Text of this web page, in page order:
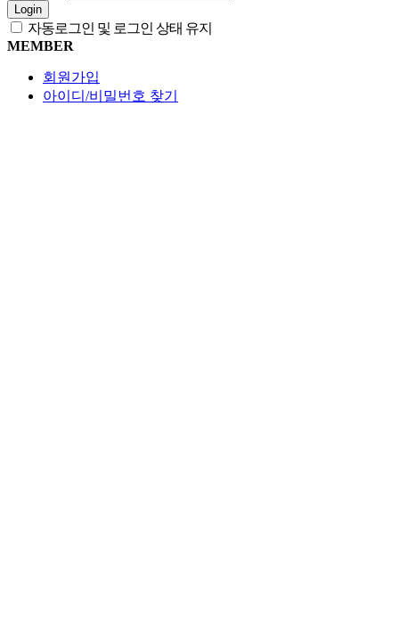
Login
자동로그인 및 로그인 상태 유지
MEMBER
회원가입
아이디/비밀번호 찾기